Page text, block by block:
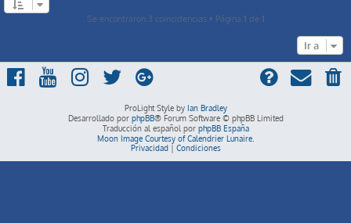
Se encontraron 3 coincidencias • Página 1 de 1
Ir a
ProLight Style by Ian Bradley
Desarrollado por phpBB® Forum Software © phpBB Limited
Traducción al español por phpBB España
Moon Image Courtesy of Calendrier Lunaire.
Privacidad
Condiciones